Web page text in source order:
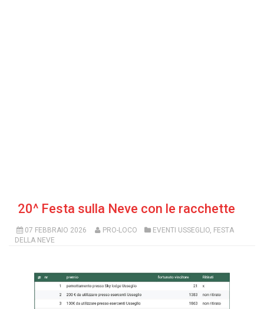
20^ Festa sulla Neve con le racchette
07 FEBBRAIO 2026 PRO-LOCO EVENTI USSEGLIO, FESTA
DELLA NEVE